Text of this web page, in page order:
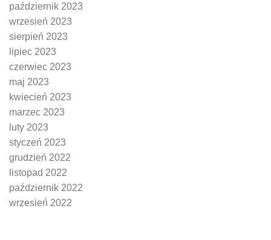
październik 2023
wrzesień 2023
sierpień 2023
lipiec 2023
czerwiec 2023
maj 2023
kwiecień 2023
marzec 2023
luty 2023
styczeń 2023
grudzień 2022
listopad 2022
październik 2022
wrzesień 2022